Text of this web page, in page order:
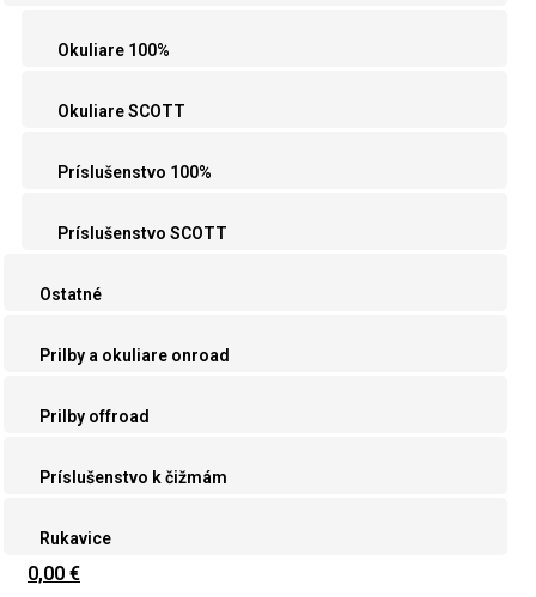
Okuliare 100%
Okuliare SCOTT
Príslušenstvo 100%
Príslušenstvo SCOTT
Ostatné
Prilby a okuliare onroad
Prilby offroad
Príslušenstvo k čižmám
Rukavice
0,00 €